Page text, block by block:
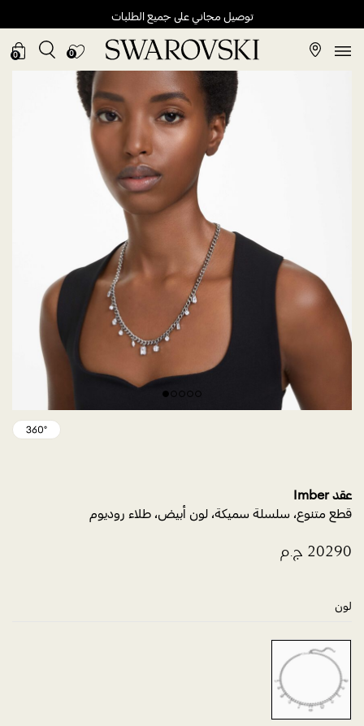
توصيل مجاني على جميع الطلبات
0
0
عقد Imber
قطع متنوع، سلسلة سميكة، لون أبيض، طلاء روديوم
لون